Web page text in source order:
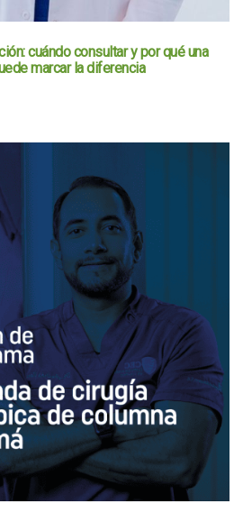
cuándo consultar y por qué una
marcar la diferencia